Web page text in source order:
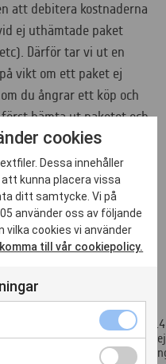
debitera kostnaderna
ej uthämtade paket
Därför tar vi ut en
vikt om ett paket ej
du ångrar ett köp och
hämta ut paketet och
i dessa villkor.
bestämmelser:
utan att ange något skäl inom
du eller någon tredje part, dock
besittning.För att utöva din
cookies
Dessa innehåller
kunna placera vissa
ditt samtycke. Vi på
använder oss av följande
vilka cookies vi använder
till vår cookiepolicy.